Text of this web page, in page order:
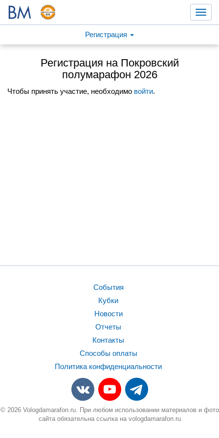
Регистрация
Регистрация на Покровский
полумарафон 2026
Чтобы принять участие, необходимо войти.
События
Кубки
Новости
Отчеты
Контакты
Способы оплаты
Политика конфиденциальности
© 2026 Vologdamarafon.ru. При любом использовании материалов и фото
сайта обязательна ссылка на vologdamarafon.ru